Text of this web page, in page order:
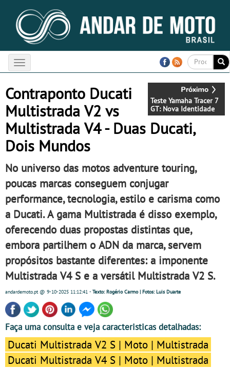
Toggle
navigation
Teste Yamaha Tracer 7
GT: Nova Identidade
Contraponto Ducati
Multistrada V2 vs
Multistrada V4 - Duas Ducati,
Dois Mundos
No universo das motos adventure touring,
poucas marcas conseguem conjugar
performance, tecnologia, estilo e carisma como
a Ducati. A gama Multistrada é disso exemplo,
oferecendo duas propostas distintas que,
embora partilhem o ADN da marca, servem
propósitos bastante diferentes: a imponente
Multistrada V4 S e a versátil Multistrada V2 S.
andardemoto.pt@ 9-10-2025 11:12:41 - Texto: Rogério Carmo | Fotos: Luis Duarte
Faça uma consulta e veja caracteristicas detalhadas:
Ducati Multistrada V2 S | Moto | Multistrada
Ducati Multistrada V4 S | Moto | Multistrada